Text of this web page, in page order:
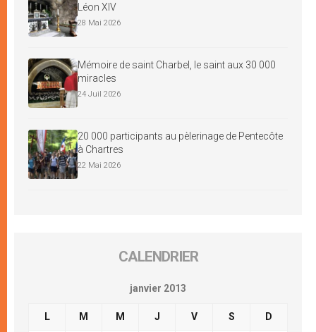
Léon XIV
28 Mai 2026
Mémoire de saint Charbel, le saint aux 30 000
miracles
24 Juil 2026
20 000 participants au pèlerinage de Pentecôte
à Chartres
22 Mai 2026
CALENDRIER
janvier 2013
L M M J V S D